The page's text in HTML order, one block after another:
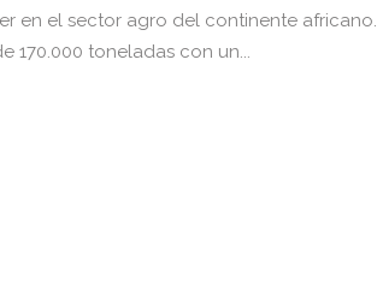
en el sector agro del continente africano.
170.000 toneladas con un...